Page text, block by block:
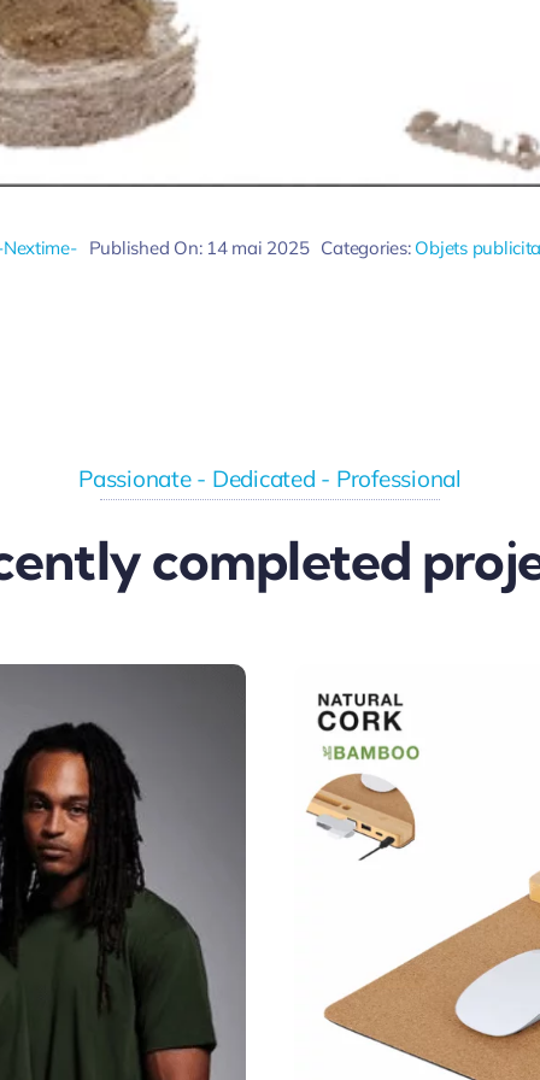
Published On: 14 mai 2025 Categories: Objets
Passionate - Dedicated - Professional
completed